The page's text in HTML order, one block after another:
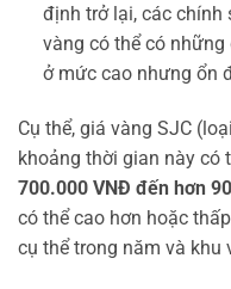
định trở lại, các chính
vàng có thể có
ở mức cao nhưng ổn
Cụ thể, giá vàng SJC
khoảng thời gian này có
700.000 VNĐ đến hơn
có thể cao hơn hoặc
cụ thể trong năm và khu